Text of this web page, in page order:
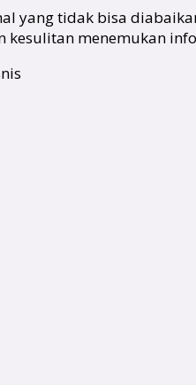
yang tidak bisa
menemukan